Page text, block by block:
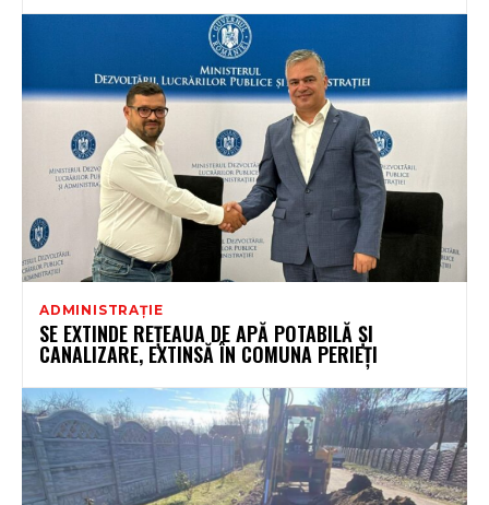
ADMINISTRAȚIE
SE EXTINDE REȚEAUA DE APĂ POTABILĂ ȘI
CANALIZARE, EXTINSĂ ÎN COMUNA PERIEȚI